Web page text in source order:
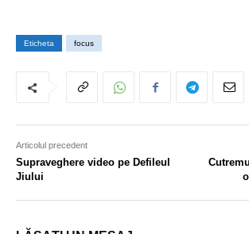
Eticheta focus
Articolul precedent
Supraveghere video pe Defileul
Jiului